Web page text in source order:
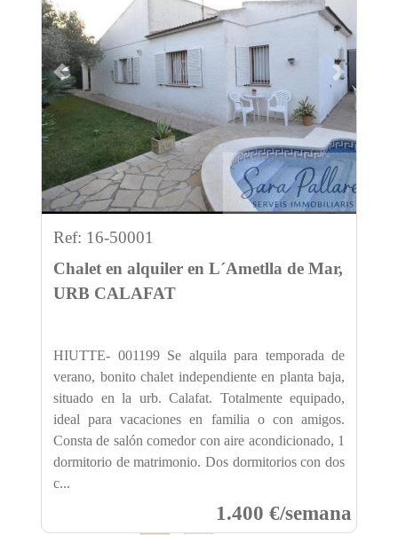
Previous Next
Ref: 16-50001
Chalet en alquiler en L´Ametlla de Mar,
URB CALAFAT
HIUTTE- 001199 Se alquila para temporada de
verano, bonito chalet independiente en planta baja,
situado en la urb. Calafat. Totalmente equipado,
ideal para vacaciones en familia o con amigos.
Consta de salón comedor con aire acondicionado, 1
dormitorio de matrimonio. Dos dormitorios con dos
c...
1.400 €/semana